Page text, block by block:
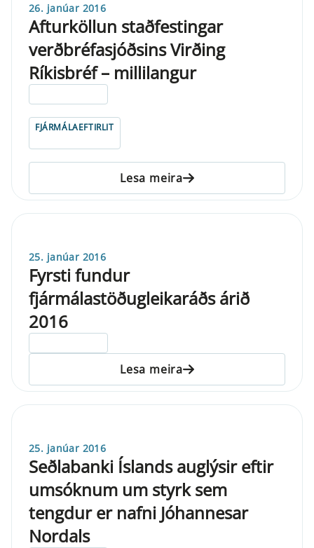
26. janúar 2016
Afturköllun staðfestingar
verðbréfasjóðsins Virðing
Ríkisbréf – millilangur
FJÁRMÁLAEFTIRLIT
Lesa meira
25. janúar 2016
Fyrsti fundur
fjármálastöðugleikaráðs árið
2016
Lesa meira
25. janúar 2016
Seðlabanki Íslands auglýsir eftir
umsóknum um styrk sem
tengdur er nafni Jóhannesar
Nordals